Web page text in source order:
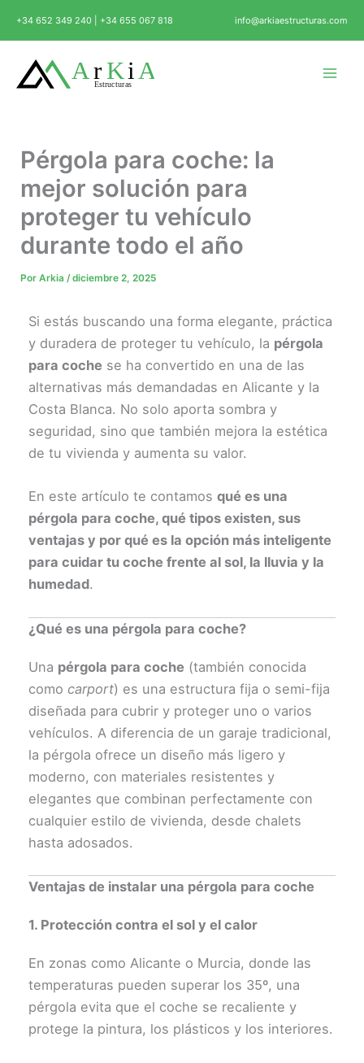
+34 652 349 240 | +34 655 067 818 info@arkiaestructuras.com
Pérgola para coche: la
mejor solución para
proteger tu vehículo
durante todo el año
PorArkia/diciembre 2, 2025
Si estás buscando una forma elegante, práctica
y duradera de proteger tu vehículo, la pérgola
para coche se ha convertido en una de las
alternativas más demandadas en Alicante y la
Costa Blanca. No solo aporta sombra y
seguridad, sino que también mejora la estética
de tu vivienda y aumenta su valor.
En este artículo te contamosqué es una
pérgola para coche, qué tipos existen, sus
ventajas y por qué es la opción más inteligente
para cuidar tu coche frente al sol, la lluvia y la
humedad.
¿Qué es una pérgola para coche?
Una pérgola para coche (también conocida
comocarport) es una estructura fija o semi-fija
diseñada para cubrir y proteger uno o varios
vehículos. A diferencia de un garaje tradicional,
la pérgola ofrece un diseño más ligero y
moderno, con materiales resistentes y
elegantes que combinan perfectamente con
cualquier estilo de vivienda, desde chalets
hasta adosados.
Ventajas de instalar una pérgola para coche
1. Protección contra el sol y el calor
En zonas como Alicante o Murcia, donde las
temperaturas pueden superar los 35º, una
pérgola evita que el coche se recaliente y
protege la pintura, los plásticos y los interiores.